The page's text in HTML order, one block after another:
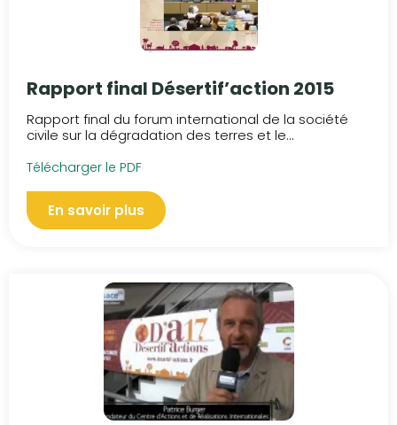
Rapport final Désertif’action 2015
Rapport final du forum international de la société
civile sur la dégradation des terres et le...
Télécharger le PDF
En savoir plus